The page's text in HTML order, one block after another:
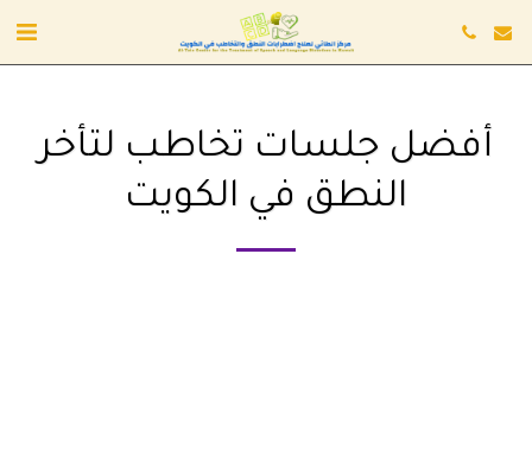
أفضل جلسات تخاطب لتأخر
النطق في الكويت